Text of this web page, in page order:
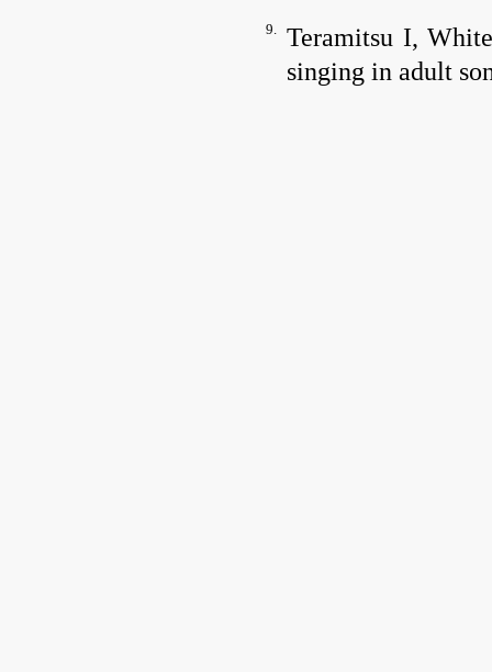
9.
Teramitsu I,
singing in adult